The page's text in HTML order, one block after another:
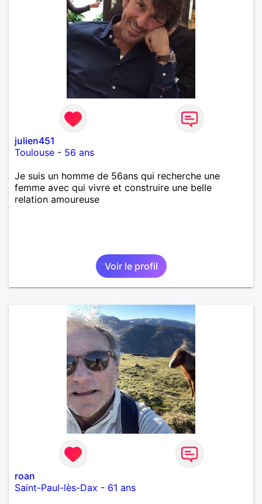
julien451
Toulouse - 56 ans
Je suis un homme de 56ans qui recherche une
femme avec qui vivre et construire une belle
relation amoureuse
Voir le profil
roan
Saint-Paul-lès-Dax - 61 ans